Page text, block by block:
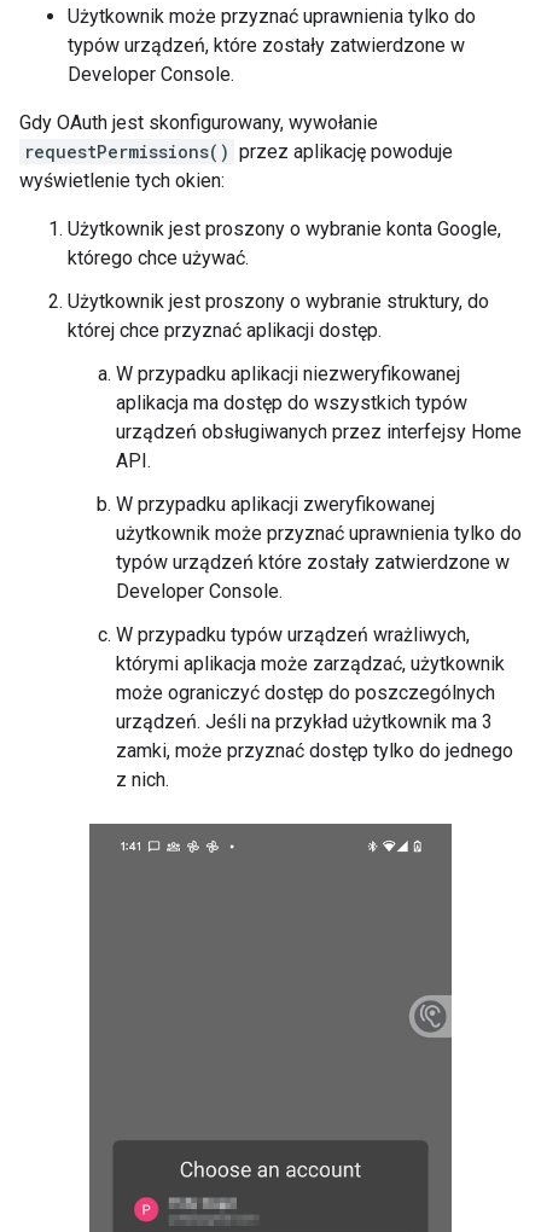
Użytkownik może przyznać uprawnienia tylko do
typów urządzeń, które zostały zatwierdzone w
Developer Console.
Gdy OAuth jest skonfigurowany, wywołanie
requestPermissions() przez aplikację powoduje
wyświetlenie tych okien:
Użytkownik jest proszony o wybranie konta Google,
którego chce używać.
Użytkownik jest proszony o wybranie struktury, do
której chce przyznać aplikacji dostęp.
W przypadku aplikacji niezweryfikowanej
aplikacja ma dostęp do wszystkich typów
urządzeń obsługiwanych przez interfejsy Home
API.
W przypadku aplikacji zweryfikowanej
użytkownik może przyznać uprawnienia tylko do
typów urządzeń które zostały zatwierdzone w
Developer Console.
W przypadku typów urządzeń wrażliwych,
którymi aplikacja może zarządzać, użytkownik
może ograniczyć dostęp do poszczególnych
urządzeń. Jeśli na przykład użytkownik ma 3
zamki, może przyznać dostęp tylko do jednego
z nich.